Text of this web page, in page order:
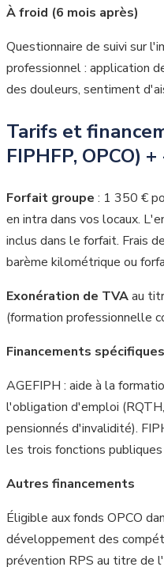
À froid (6 mois après)
Questionnaire de suivi sur
professionnel : application
des douleurs, sentiment
Tarifs et
FIPHFP, OPCO) +
Forfait groupe : 1 350 €
en intra dans vos locaux.
inclus dans le forfait. Frais
barème kilométrique ou
Exonération de TVAau
(formation professionnelle
Financements
AGEFIPH : aide à la
l'obligation d'emploi
pensionnés d'invalidité).
les trois fonctions
Autres financements
Éligible aux fonds OPCO
développement des
prévention RPS au titre de